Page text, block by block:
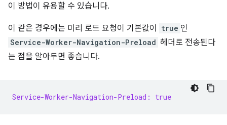
이 방법이 유용할 수 있습니다.
이 같은 경우에는 미리 로드 요청이 기본값이 true 인
Service-Worker-Navigation-Preload 헤더로 전송된다
는 점을 알아두면 좋습니다.
Service-Worker-Navigation-Preload: true